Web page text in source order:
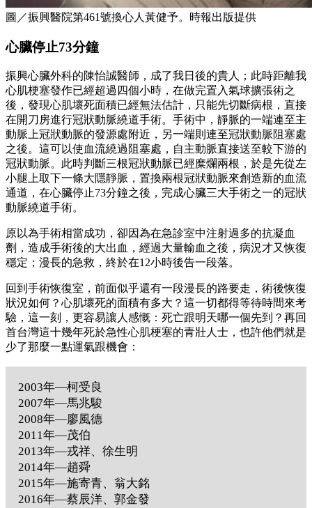
圖／振興醫院第461號換心人黃健予。時報出版提供
心臟停止73分鐘
振興心臟外科的陳怡誠醫師，成了我日後的貴人；此時距離我
心肌梗塞發作已經超過四個小時，在做完置入氣球擴張術之
後，發現心肌壞死面積已經無法估計，只能先切斷病根，直接
在開刀房進行冠狀動脈繞道手術。手術中，靜脈的一端連至主
動脈上冠狀動脈的發源處附近，另一端則連至冠狀動脈阻塞處
之後。這可以使血流繞過阻塞處，自主動脈直接送至較下游的
冠狀動脈。此時判斷三根冠狀動脈已經糜爛兩根，於是先從左
小腿上取下一條大隱靜脈，置換兩根冠狀動脈來創造新的血流
通道，在心臟停止73分鐘之後，完成心臟三大手術之一的冠狀
動脈繞道手術。
原以為手術相當成功，卻因為在急診室中注射過多的抗凝血
劑，造成手術後的大出血，經過大量輸血之後，病況才又恢復
穩定；漫長的急救，終於在12小時後告一段落。
回到手術恢復室，前面似乎還有一段漫長的路要走，術後恢復
狀況如何？心肌壞死的面積有多大？這一切都得等待時間來考
驗，這一刻，更容易讓人感慨：死亡跟明天哪一個先到？再回
首台灣這十幾年死於急性心肌梗塞的青壯人士，也許他們就是
少了那麼一點運氣跟機會：
2003年—柯受良
2007年—馬兆駿
2008年—廖風德
2011年—茂伯
2013年—戎祥、徐生明
2014年—趙舜
2015年—施寄青、翁大銘
2016年—蔡辰洋、郭金發